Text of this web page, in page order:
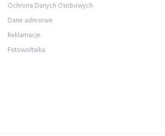
Ochrona Danych Osobowych
Dane adresowe
Reklamacje
Fotowoltaika